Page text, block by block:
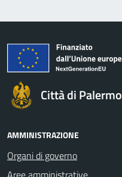
Città di Palermo
AMMINISTRAZIONE
Organi di governo